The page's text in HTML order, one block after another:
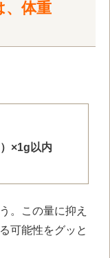
、体重
×1g以内
。この量に抑え
可能性をグッと